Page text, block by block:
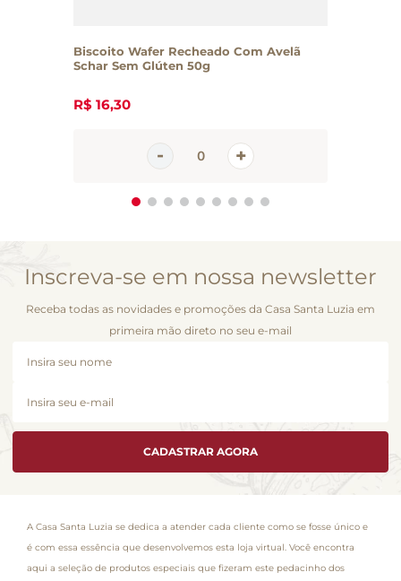
Biscoito Wafer Recheado Com Avelã
Schar Sem Glúten 50g
R$ 16,30
Inscreva-se em nossa newsletter
Receba todas as novidades e promoções da Casa Santa Luzia em
primeira mão direto no seu e-mail
CADASTRAR AGORA
A Casa Santa Luzia se dedica a atender cada cliente como se fosse único e
é com essa essência que desenvolvemos esta loja virtual. Você encontra
aqui a seleção de produtos especiais que fizeram este pedacinho dos